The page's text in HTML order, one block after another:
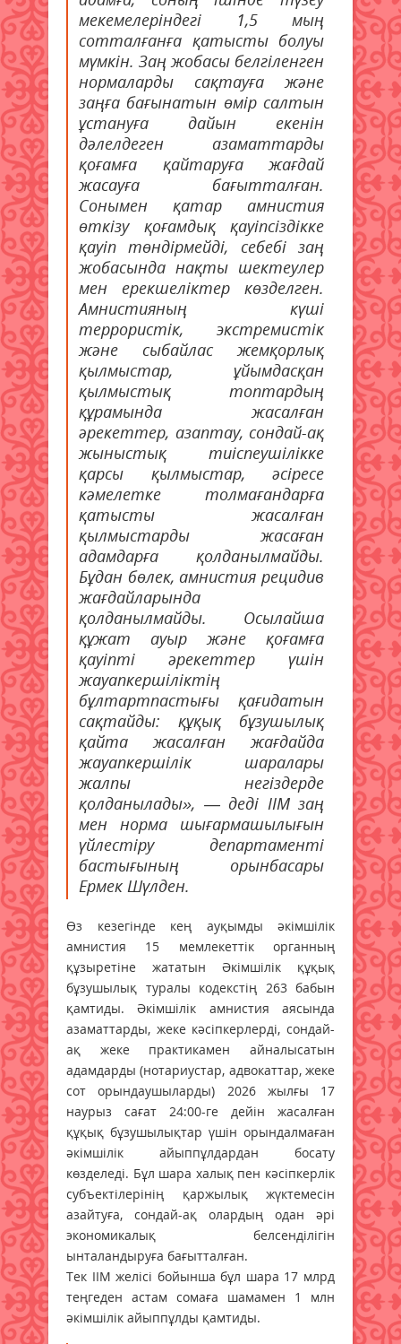
мекемелеріндегі 1,5 мың
сотталғанға қатысты болуы
мүмкін. Заң жобасы белгіленген
нормаларды сақтауға және
заңға бағынатын өмір салтын
ұстануға дайын екенін
дәлелдеген азаматтарды
қоғамға қайтаруға жағдай
жасауға бағытталған.
Сонымен қатар амнистия
өткізу қоғамдық қауіпсіздікке
қауіп төндірмейді, себебі заң
жобасында нақты шектеулер
мен ерекшеліктер көзделген.
Амнистияның күші
террористік, экстремистік
және сыбайлас жемқорлық
қылмыстар, ұйымдасқан
қылмыстық топтардың
құрамында жасалған
әрекеттер, азаптау, сондай-ақ
жыныстық тиіспеушілікке
қарсы қылмыстар, әсіресе
кәмелетке толмағандарға
қатысты жасалған
қылмыстарды жасаған
адамдарға қолданылмайды.
Бұдан бөлек, амнистия рецидив
жағдайларында
қолданылмайды. Осылайша
құжат ауыр және қоғамға
қауіпті әрекеттер үшін
жауапкершіліктің
бұлтартпастығы қағидатын
сақтайды: құқық бұзушылық
қайта жасалған жағдайда
жауапкершілік шаралары
жалпы негіздерде
қолданылады», — деді ІІМ заң
мен норма шығармашылығын
үйлестіру департаменті
бастығының орынбасары
Ермек Шүлден.
Өз кезегінде кең ауқымды әкімшілік
амнистия 15 мемлекеттік органның
құзыретіне жататын Әкімшілік құқық
бұзушылық туралы кодекстің 263 бабын
қамтиды. Әкімшілік амнистия аясында
азаматтарды, жеке кәсіпкерлерді, сондай-
ақ жеке практикамен айналысатын
адамдарды (нотариустар, адвокаттар, жеке
сот орындаушыларды) 2026 жылғы 17
наурыз сағат 24:00-ге дейін жасалған
құқық бұзушылықтар үшін орындалмаған
әкімшілік айыппұлдардан босату
көзделеді. Бұл шара халық пен кәсіпкерлік
субъектілерінің қаржылық жүктемесін
азайтуға, сондай-ақ олардың одан әрі
экономикалық белсенділігін
ынталандыруға бағытталған.
Тек ІІМ желісі бойынша бұл шара 17 млрд
теңгеден астам сомаға шамамен 1 млн
әкімшілік айыппұлды қамтиды.